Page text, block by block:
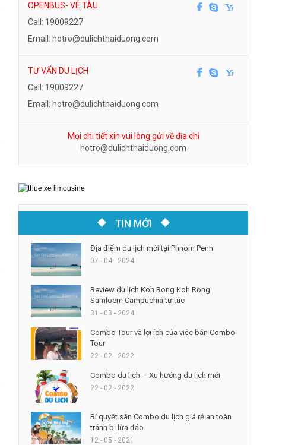
OPENBUS- VÉ TÀU
Call: 19009227
Email: hotro@dulichthaiduong.com
TƯ VẤN DU LỊCH
Call: 19009227
Email: hotro@dulichthaiduong.com
Mọi chi tiết xin vui lòng gửi về địa chỉ
hotro@dulichthaiduong.com
TIN MỚI
Địa điểm du lịch mới tại Phnom Penh
07 - 04 - 2024
Review du lịch Koh Rong Koh Rong
Samloem Campuchia tự túc
31 - 03 - 2024
Combo Tour và lợi ích của việc bán Combo
Tour
22 - 02 - 2022
Combo du lịch – Xu hướng du lịch mới
22 - 02 - 2022
Bí quyết săn Combo du lịch giá rẻ an toàn
tránh bị lừa đảo
12 - 05 - 2021